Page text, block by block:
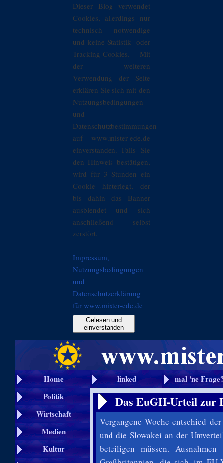
Dieser Blog verwendet
Cookies, allerdings nur
technisch notwendige
und keine Statistik- oder
Tracking-Cookies. Mit
der weiteren
Verwendung der Seite
erklären Sie sich mit den
Nutzungsbedingungen
und
Datenschutzbestimmungen
auf www.mister-ede.de
einverstanden. Falls Sie
den Hinweis bestätigen,
wird für 3 Stunden ein
Cookie hinterlegt, der
bis dahin das Banner
ausblendet und sich
anschließend selbst
zerstört.
Impressum,
Nutzungsbedingungen
und
Datenschutzerklärung
für www.mister-ede.de
Gelesen und
einverstanden
Home linked
mal 'ne
Politik
Wirtschaft
Medien
Kultur
Das EuGH-Urteil zur
Vergangene Woche entschied
und die Slowakei an der
beteiligen müssen.